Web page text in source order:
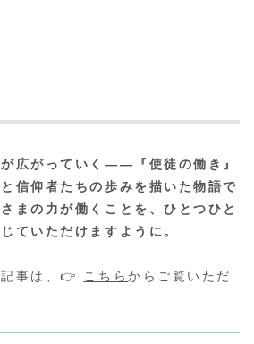
広がっていく――『使徒の働き』
信仰者たちの歩みを描いた物語で
まの力が働くことを、ひとつひと
ていただけますように。
事は、👉 こちらからご覧いただ